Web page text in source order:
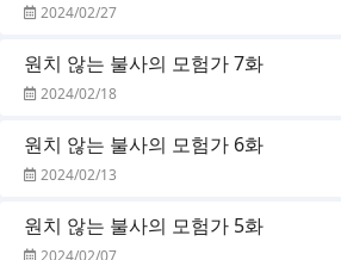
2024/02/27
원치 않는 불사의 모험가 7화
2024/02/18
원치 않는 불사의 모험가 6화
2024/02/13
원치 않는 불사의 모험가 5화
2024/02/07